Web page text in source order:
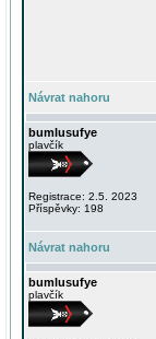
Návrat nahoru
bumlusufye
plavčík
Registrace: 2.5. 2023
Příspěvky: 198
Návrat nahoru
bumlusufye
plavčík